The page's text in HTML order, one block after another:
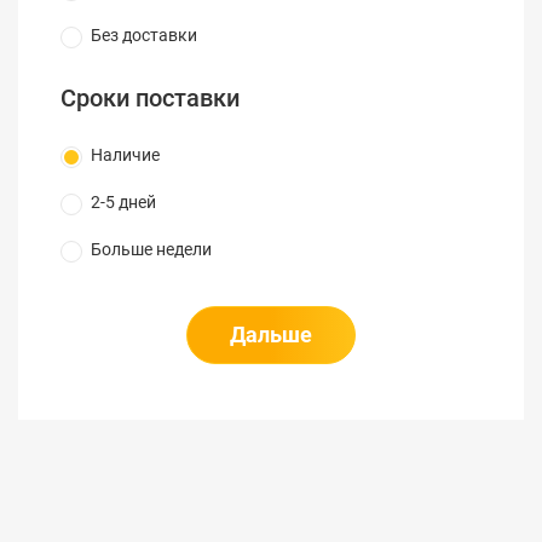
нечувствителен к вибрации, а также
IP-51. Конструктивное исполнение прибора
гарантирует его электробезопасность.
Характерные особенности:
наличие нескольких видов автоматической
возможность быстрой замены
аккумулятора в процессе работы без потери
Без доставки
Сроки поставки
Наличие
2-5 дней
Больше недели
Дальше